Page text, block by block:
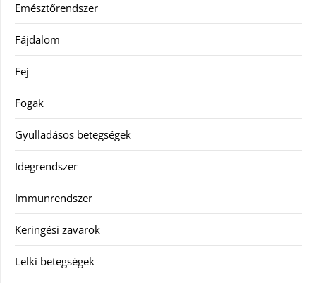
Emésztőrendszer
Fájdalom
Fej
Fogak
Gyulladásos betegségek
Idegrendszer
Immunrendszer
Keringési zavarok
Lelki betegségek